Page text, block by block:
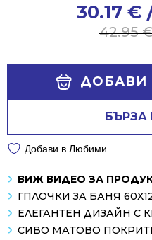
42.95
42.95 €
30.17 €
30.17 €
ДОБАВИ
БЪРЗА
Добави в Любими
ВИЖ ВИДЕО ЗА
ГПЛОЧКИ ЗА БАНЯ
ЕЛЕГАНТЕН ДИЗАЙН С
СИВО МАТОВО